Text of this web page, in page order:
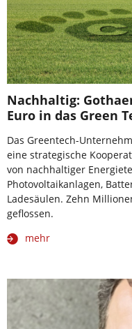
Nachhaltig:
Euro in das Green
Das Greentech-
eine strategische
von nachhaltiger
Photovoltaikanlagen,
Ladesäulen. Zehn
geflossen.
mehr